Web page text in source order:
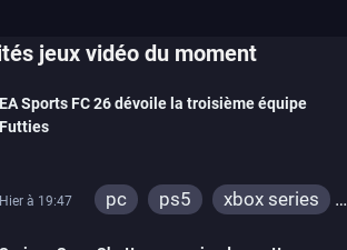
jeux vidéo du moment
EA Sports FC 26 dévoile la troisième équipe
Futties
Hier à 19:47 pc ps5
xbox series